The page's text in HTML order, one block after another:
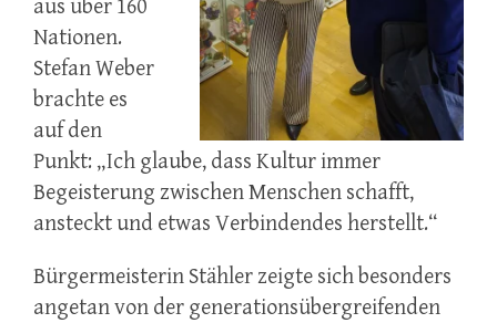
aus über 160
Nationen.
Stefan Weber
brachte es
auf den
Punkt: „Ich glaube, dass Kultur immer
Begeisterung zwischen Menschen schafft,
ansteckt und etwas Verbindendes herstellt.“
Bürgermeisterin Stähler zeigte sich besonders
angetan von der generationsübergreifenden